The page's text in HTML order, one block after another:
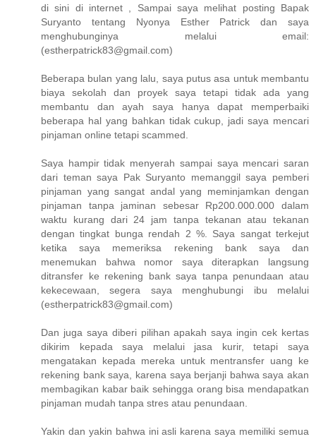
di sini di internet , Sampai saya melihat posting Bapak
Suryanto tentang Nyonya Esther Patrick dan saya
menghubunginya melalui email:
(estherpatrick83@gmail.com)
Beberapa bulan yang lalu, saya putus asa untuk membantu
biaya sekolah dan proyek saya tetapi tidak ada yang
membantu dan ayah saya hanya dapat memperbaiki
beberapa hal yang bahkan tidak cukup, jadi saya mencari
pinjaman online tetapi scammed.
Saya hampir tidak menyerah sampai saya mencari saran
dari teman saya Pak Suryanto memanggil saya pemberi
pinjaman yang sangat andal yang meminjamkan dengan
pinjaman tanpa jaminan sebesar Rp200.000.000 dalam
waktu kurang dari 24 jam tanpa tekanan atau tekanan
dengan tingkat bunga rendah 2 %. Saya sangat terkejut
ketika saya memeriksa rekening bank saya dan
menemukan bahwa nomor saya diterapkan langsung
ditransfer ke rekening bank saya tanpa penundaan atau
kekecewaan, segera saya menghubungi ibu melalui
(estherpatrick83@gmail.com)
Dan juga saya diberi pilihan apakah saya ingin cek kertas
dikirim kepada saya melalui jasa kurir, tetapi saya
mengatakan kepada mereka untuk mentransfer uang ke
rekening bank saya, karena saya berjanji bahwa saya akan
membagikan kabar baik sehingga orang bisa mendapatkan
pinjaman mudah tanpa stres atau penundaan.
Yakin dan yakin bahwa ini asli karena saya memiliki semua